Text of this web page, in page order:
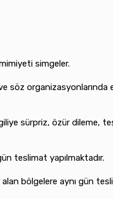
simgeler.
söz organizasyonlarında
sürpriz, özür dileme,
teslimat yapılmaktadır.
bölgelere aynı gün